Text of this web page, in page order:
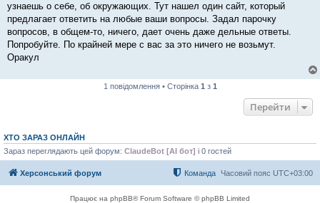
д
о
л
е
н
узнаешь о себе, об окружающих. Тут нашел один сайт, который
предлагает ответить на любые ваши вопросы. Задал парочку
вопросов, в общем-то, ничего, дает очень даже дельные ответы.
Попробуйте. По крайней мере с вас за это ничего не возьмут.
Оракул
1 повідомлення • Сторінка 1 з 1
Перейти
ХТО ЗАРАЗ ОНЛАЙН
Зараз переглядають цей форум: ClaudeBot [AI бот] і 0 гостей
Херсонський форум Часовий пояс UTC+03:00
Команда
Працює на phpBB® Forum Software © phpBB Limited